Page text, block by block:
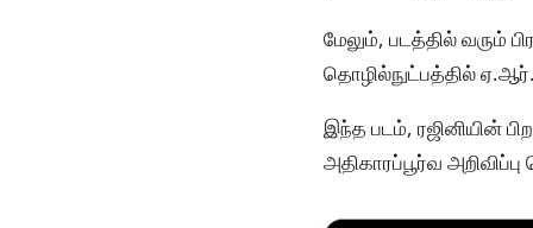
மேலும், படத்தில் வரும்
தொழில்நுட்பத்தில்
இந்த படம், ரஜினியின்
அதிகாரப்பூர்வ